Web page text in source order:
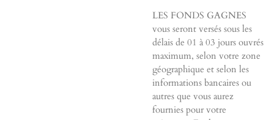
LES FONDS GAGNES
vous seront versés sous les
délais de 01 à 03 jours ouvrés
maximum, selon votre zone
géographique et selon les
informations bancaires ou
autres que vous aurez
fournies pour votre